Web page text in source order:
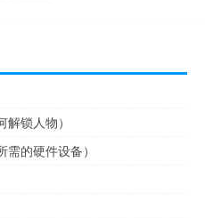
锁人物）
的硬件设备）